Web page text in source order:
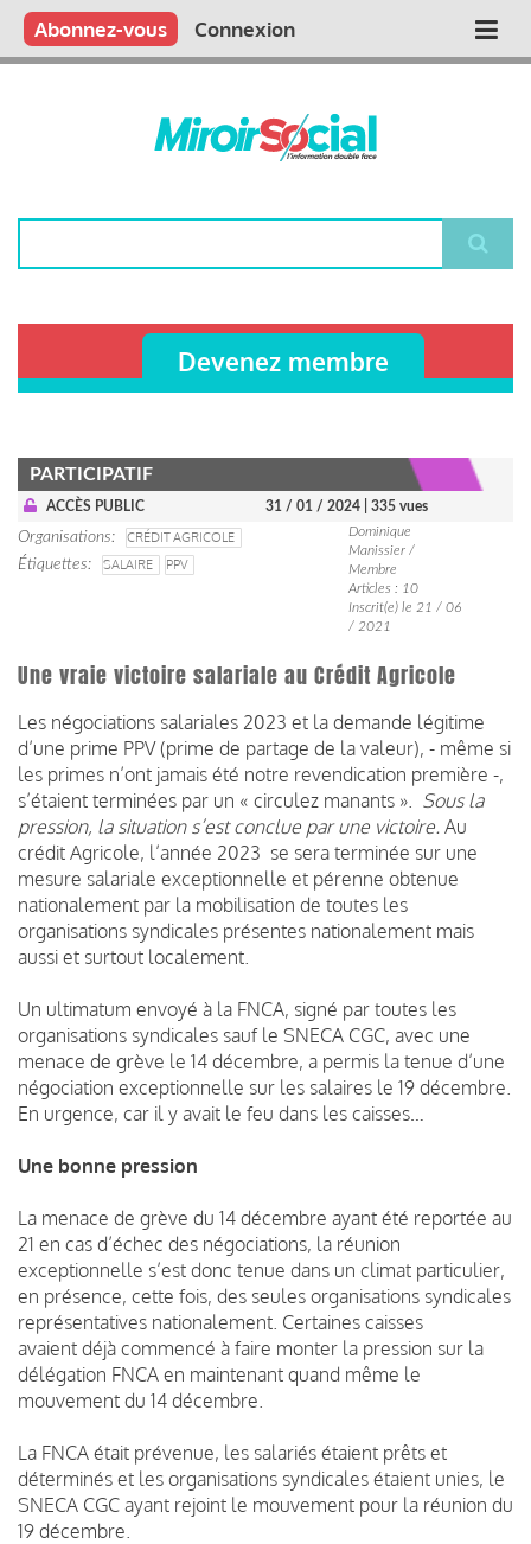
Aller
contenu
Main
Qui sommes nous ?
Vous publiez
Nous publions
Contactez-nous
Abonnez-vous Connexion
Devenez membre
PARTICIPATIF
ACCÈS PUBLIC 31 / 01 / 2024 | 335 vues
Organisations
CRÉDIT AGRICOLE
Étiquettes
SALAIRE PPV
Dominique
Manissier /
Membre
Articles : 10
Inscrit(e) le 21 / 06
/ 2021
Une vraie victoire salariale au Crédit Agricole
Les négociations salariales 2023 et la demande légitime
d’une prime PPV (prime de partage de la valeur), - même si
les primes n’ont jamais été notre revendication première -,
s’étaient terminées par un « circulez manants ». Sous la
pression, la situation s’est conclue par une victoire. Au
crédit Agricole, l’année 2023 se sera terminée sur une
mesure salariale exceptionnelle et pérenne obtenue
nationalement par la mobilisation de toutes les
organisations syndicales présentes nationalement mais
aussi et surtout localement.
Un ultimatum envoyé à la FNCA, signé par toutes les
organisations syndicales sauf le SNECA CGC, avec une
menace de grève le 14 décembre, a permis la tenue d’une
négociation exceptionnelle sur les salaires le 19 décembre.
En urgence, car il y avait le feu dans les caisses…
Une bonne pression
La menace de grève du 14 décembre ayant été reportée au
21 en cas d’échec des négociations, la réunion
exceptionnelle s’est donc tenue dans un climat particulier,
en présence, cette fois, des seules organisations syndicales
représentatives nationalement. Certaines caisses
avaient déjà commencé à faire monter la pression sur la
délégation FNCA en maintenant quand même le
mouvement du 14 décembre.
La FNCA était prévenue, les salariés étaient prêts et
déterminés et les organisations syndicales étaient unies, le
SNECA CGC ayant rejoint le mouvement pour la réunion du
19 décembre.